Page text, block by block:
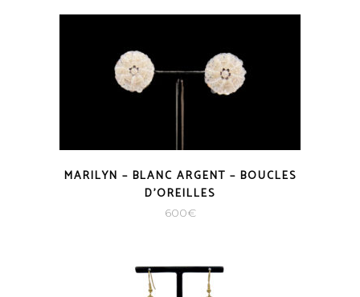
MARILYN – BLANC ARGENT – BOUCLES
D’OREILLES
600€